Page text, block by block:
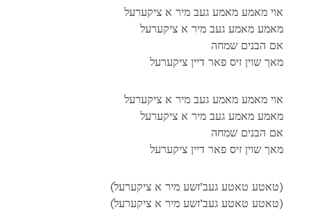
אוי מאמע מאמע געב מיר א ציקערעל
מאמע מאמע געב מיר א ציקערעל
אם הבנים שמחה
מאך שוין זיס פאר דיין ציקערעל
אוי מאמע מאמע געב מיר א ציקערעל
מאמע מאמע געב מיר א ציקערעל
אם הבנים שמחה
מאך שוין זיס פאר דיין ציקערעל
(טאטע טאטע געב’זשע מיר א ציקערעל)
(טאטע טאטע געב’זשע מיר א ציקערעל)